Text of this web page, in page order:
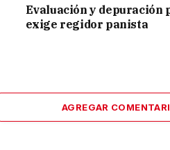
Evaluación y depuración
exige regidor panista
AGREGAR